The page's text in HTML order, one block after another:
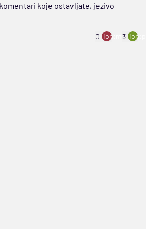
koje ostavljate, jezivo
0 ion:minus
3